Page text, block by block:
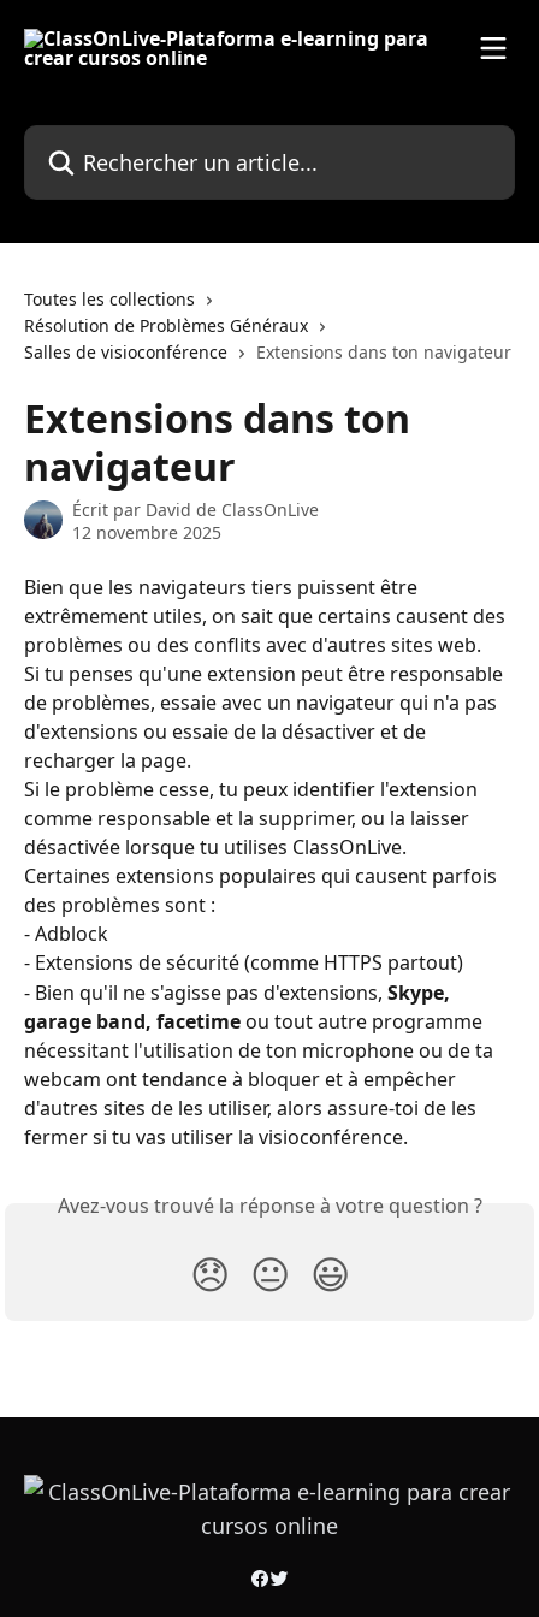
Rechercher un article...
Toutes les collections
Résolution de Problèmes Généraux
Salles de visioconférence
Extensions dans ton navigateur
Extensions dans ton
navigateur
Écrit par David de ClassOnLive
12 novembre 2025
Bien que les navigateurs tiers puissent être
extrêmement utiles, on sait que certains causent des
problèmes ou des conflits avec d'autres sites web.
Si tu penses qu'une extension peut être responsable
de problèmes, essaie avec un navigateur qui n'a pas
d'extensions ou essaie de la désactiver et de
recharger la page.
Si le problème cesse, tu peux identifier l'extension
comme responsable et la supprimer, ou la laisser
désactivée lorsque tu utilises ClassOnLive.
Certaines extensions populaires qui causent parfois
des problèmes sont :
- Adblock
- Extensions de sécurité (comme HTTPS partout)
- Bien qu'il ne s'agisse pas d'extensions, Skype,
garage band, facetime ou tout autre programme
nécessitant l'utilisation de ton microphone ou de ta
webcam ont tendance à bloquer et à empêcher
d'autres sites de les utiliser, alors assure-toi de les
fermer si tu vas utiliser la visioconférence.
Avez-vous trouvé la réponse à votre question ?
😞 😐 😃